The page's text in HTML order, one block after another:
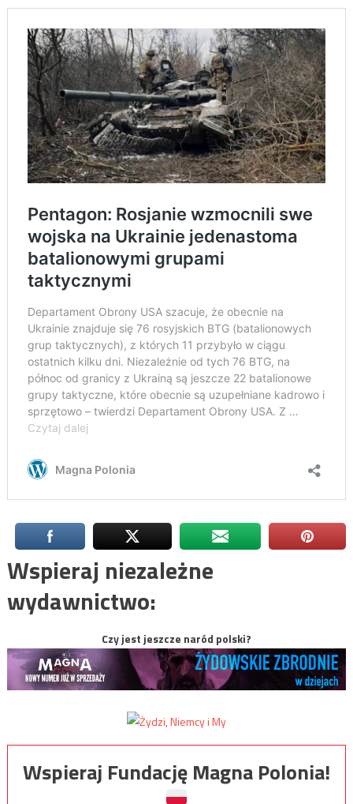
Wspieraj niezależne
wydawnictwo:
Czy jest jeszcze naród polski?
Wspieraj Fundację Magna Polonia!